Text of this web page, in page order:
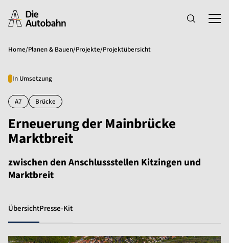
Home/Planen & Bauen/Projekte/Projektübersicht
In Umsetzung
A7 Brücke
Erneuerung der Mainbrücke
Marktbreit
zwischen den Anschlussstellen Kitzingen und
Marktbreit
ÜbersichtPresse-Kit